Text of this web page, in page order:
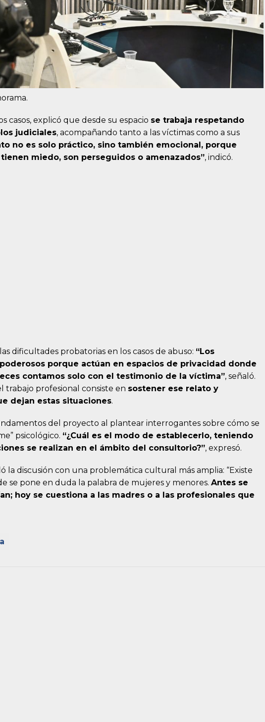
casos, explicó que desde su espacio se trabaja respetando
judiciales, acompañando tanto a las víctimas como a sus
no es solo práctico, sino también emocional, porque
miedo, son perseguidos o amenazados”, indicó.
dificultades probatorias en los casos de abuso: “Los
porque actúan en espacios de privacidad donde
contamos solo con el testimonio de la víctima”, señaló.
trabajo profesional consiste en sostener ese relato y
dejan estas situaciones.
del proyecto al plantear interrogantes sobre cómo se
psicológico. “¿Cuál es el modo de establecerlo, teniendo
se realizan en el ámbito del consultorio?”, expresó.
la discusión con una problemática cultural más amplia: “Existe
se pone en duda la palabra de mujeres y menores. Antes se
hoy se cuestiona a las madres o a las profesionales que